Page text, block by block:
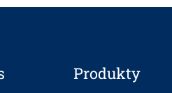
Produkty